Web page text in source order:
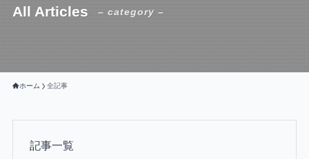
All Articles – category –
ホーム 全記事
記事一覧